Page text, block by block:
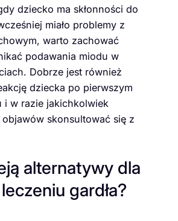
dziecko ma skłonności do
miało problemy z
warto zachować
podawania miodu w
Dobrze jest również
dziecka po pierwszym
i w razie jakichkolwiek
skonsultować się z
alternatywy dla
gardła?